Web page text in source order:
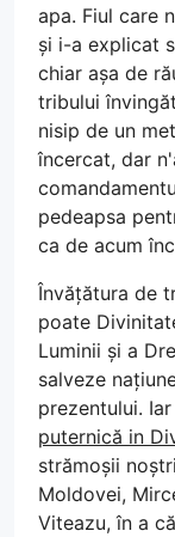
apa. Fiul care
și i-a explicat
chiar așa de
tribului
nisip de un
încercat, dar
pedeapsa
ca de acum
Învățătura de
poate
Luminii și a
salveze
prezentului.
puternică in
strămoșii
Moldovei,
Viteazu, în a